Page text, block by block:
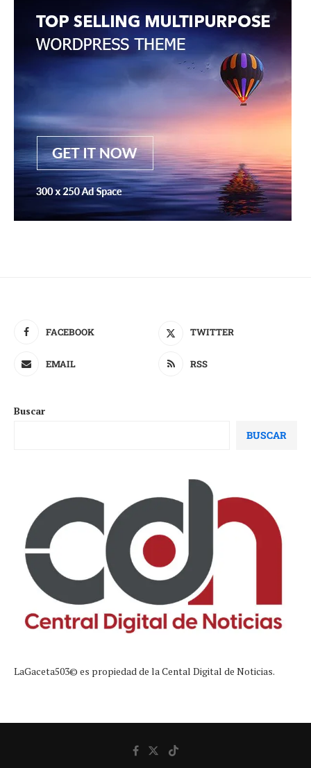
FACEBOOK TWITTER
EMAIL RSS
Buscar
BUSCAR
LaGaceta503© es propiedad de la Cental Digital de Noticias.